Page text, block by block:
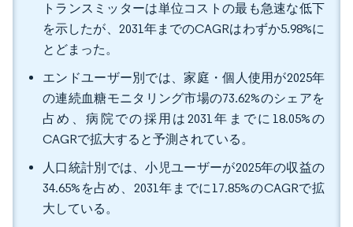
トランスミッターは単位コストの最も急速な低下
を示したが、2031年までのCAGRはわずか5.98%に
とどまった。
エンドユーザー別では、家庭・個人使用が2025年
の連続血糖モニタリング市場の73.62%のシェアを
占め、病院での採用は2031年までに18.05%の
CAGRで拡大すると予測されている。
人口統計別では、小児ユーザーが2025年の収益の
34.65%を占め、2031年までに17.85%のCAGRで拡
大している。